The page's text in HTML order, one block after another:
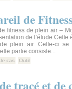
de
fitness de plein air –
de l’étude Cette
plein air. Celle-ci se
partie consiste...
cas Outil
tracé et de